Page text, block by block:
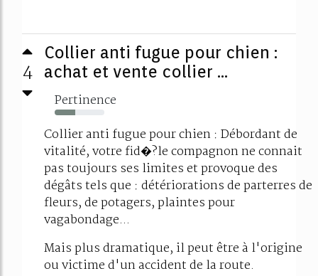
4
Collier anti fugue pour chien :
achat et vente collier ...
Pertinence
41%
Collier anti fugue pour chien : Débordant de
vitalité, votre fid�?le compagnon ne connait
pas toujours ses limites et provoque des
dégâts tels que : détériorations de parterres de
fleurs, de potagers, plaintes pour
vagabondage...
Mais plus dramatique, il peut être à l'origine
ou victime d'un accident de la route.